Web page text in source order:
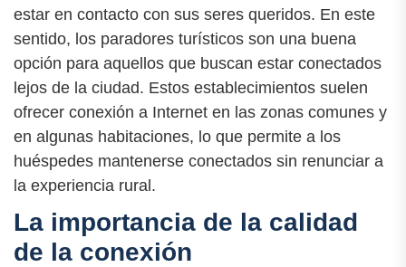
estar en contacto con sus seres queridos. En este
sentido, los paradores turísticos son una buena
opción para aquellos que buscan estar conectados
lejos de la ciudad. Estos establecimientos suelen
ofrecer conexión a Internet en las zonas comunes y
en algunas habitaciones, lo que permite a los
huéspedes mantenerse conectados sin renunciar a
la experiencia rural.
La importancia de la calidad
de la conexión